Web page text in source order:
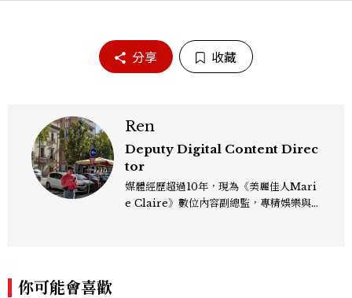
分享 收藏
Ren
Deputy Digital Content Direc
tor
媒體經歷超過10年，現為《美麗佳人Mari
e Claire》數位內容副總監，專精娛樂與
你可能會喜歡